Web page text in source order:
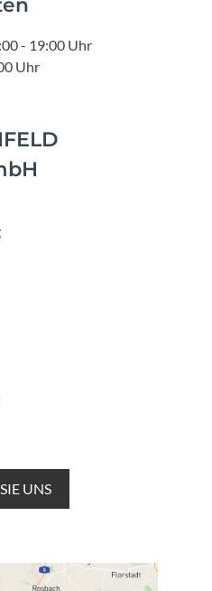
- 19:00 Uhr
Uhr
UNS